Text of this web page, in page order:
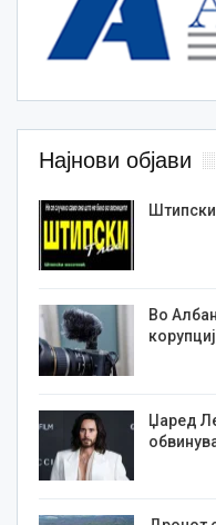
Најнови објави
Штипски
Во
Џаред